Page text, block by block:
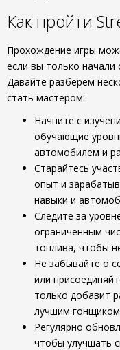
Как пройти
Прохождение игры
если вы только начали
Давайте разберем
стать мастером:
Начните с
обучающие
автомобилем и
Старайтесь
опыт и
навыки и
Следите за
ограниченным
топлива, чтобы
Не забывайте о
или
только добавит
лучшим
Регулярно
чтобы улучшать